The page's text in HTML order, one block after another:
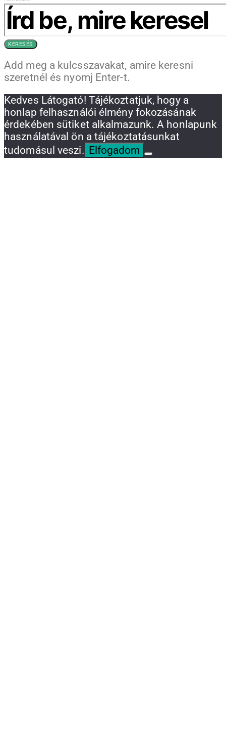
KERESÉS
Add meg a kulcsszavakat, amire keresni
szeretnél és nyomj Enter-t.
Kedves Látogató! Tájékoztatjuk, hogy a
honlap felhasználói élmény fokozásának
érdekében sütiket alkalmazunk. A honlapunk
használatával ön a tájékoztatásunkat
tudomásul veszi. Elfogadom